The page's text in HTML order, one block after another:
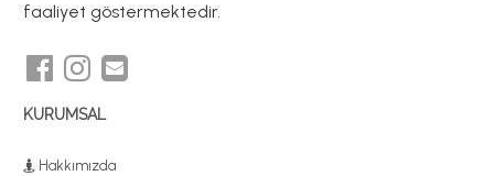
faaliyet göstermektedir.
KURUMSAL
Hakkımızda